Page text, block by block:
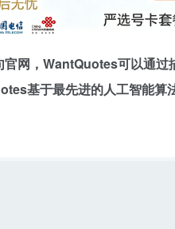
网，WantQuotes可以通过
基于最先进的人工智能算